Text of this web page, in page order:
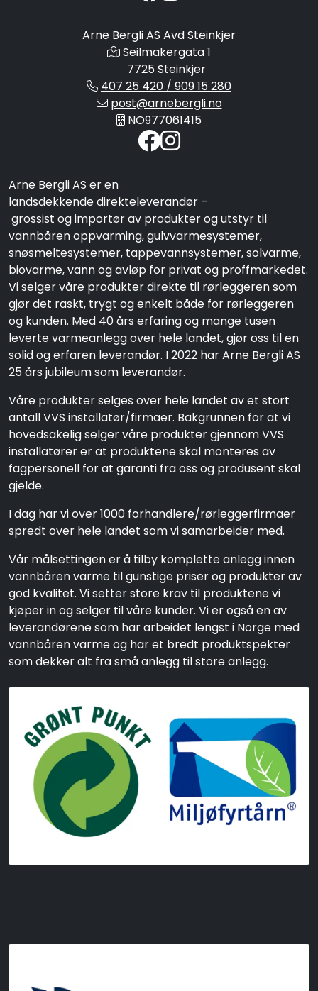
Arne Bergli AS Avd Steinkjer
Seilmakergata 1
7725 Steinkjer
407 25 420 / 909 15 280
post@arnebergli.no
NO977061415
Arne Bergli AS er en
landsdekkende direkteleverandør –
grossist og importør av produkter og utstyr til
vannbåren oppvarming, gulvvarmesystemer,
snøsmeltesystemer, tappevannsystemer, solvarme,
biovarme, vann og avløp for privat og proffmarkedet.
Vi selger våre produkter direkte til rørleggeren som
gjør det raskt, trygt og enkelt både for rørleggeren
og kunden. Med 40 års erfaring og mange tusen
leverte varmeanlegg over hele landet, gjør oss til en
solid og erfaren leverandør. I 2022 har Arne Bergli AS
25 års jubileum som leverandør.
Våre produkter selges over hele landet av et stort
antall VVS installatør/firmaer. Bakgrunnen for at vi
hovedsakelig selger våre produkter gjennom VVS
installatører er at produktene skal monteres av
fagpersonell for at garanti fra oss og produsent skal
gjelde.
I dag har vi over 1000 forhandlere/rørleggerfirmaer
spredt over hele landet som vi samarbeider med.
Vår målsettingen er å tilby komplette anlegg innen
vannbåren varme til gunstige priser og produkter av
god kvalitet. Vi setter store krav til produktene vi
kjøper in og selger til våre kunder. Vi er også en av
leverandørene som har arbeidet lengst i Norge med
vannbåren varme og har et bredt produktspekter
som dekker alt fra små anlegg til store anlegg.